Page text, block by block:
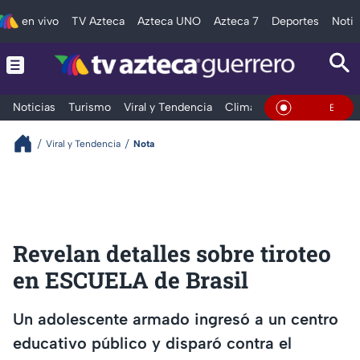
en vivo TV Azteca Azteca UNO Azteca 7 Deportes
Noticias Turismo Viral y Tendencia Clima Deportes En Vivo
Viral y Tendencia Nota
Revelan detalles sobre tiroteo
en ESCUELA de Brasil
Un adolescente armado ingresó a un centro
educativo público y disparó contra el